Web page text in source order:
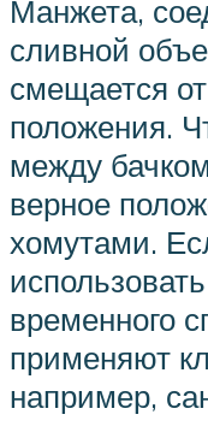
Манжета,
сливной
смещается
положения.
между
верное
хомутами.
временного
применяют
например,